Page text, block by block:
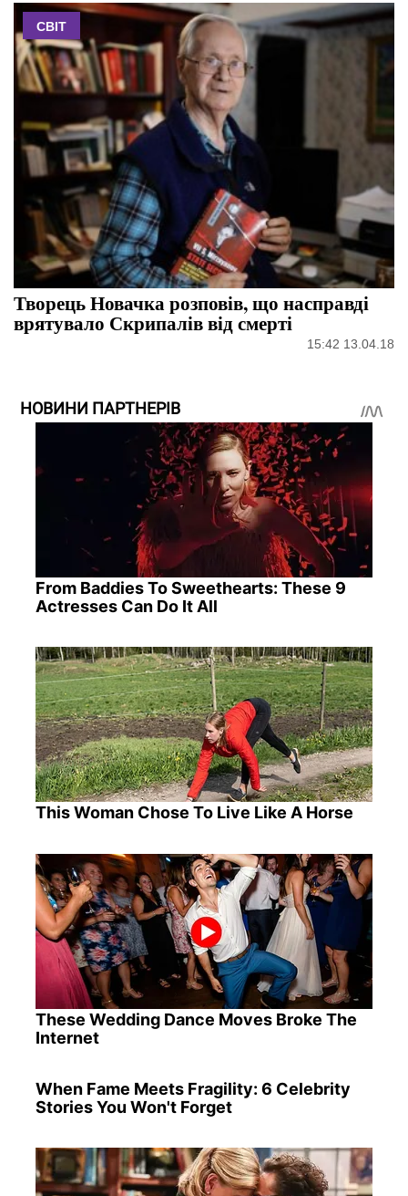
СВІТ
Творець Новачка розповів, що насправді
врятувало Скрипалів від смерті
15:42 13.04.18
НОВИНИ ПАРТНЕРІВ
From Baddies To Sweethearts: These 9
Actresses Can Do It All
This Woman Chose To Live Like A Horse
These Wedding Dance Moves Broke The
Internet
When Fame Meets Fragility: 6 Celebrity
Stories You Won't Forget